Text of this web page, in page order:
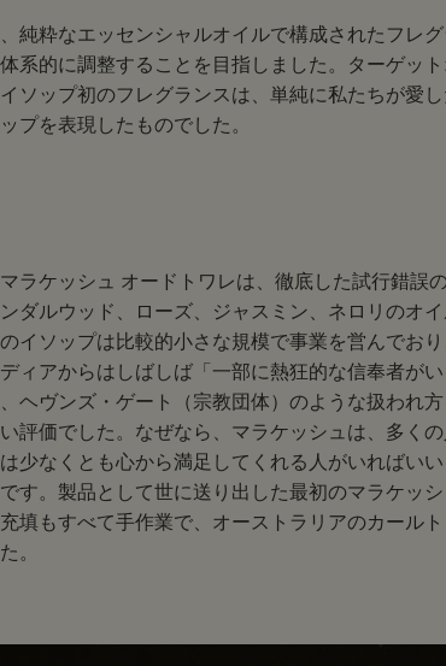
純粋なエッセンシャルオイルで構成されたフレ
系的に調整することを目指しました。ターゲッ
ソップ初のフレグランスは、単純に私たちが愛
プを表現したものでした。
ラケッシュ オードトワレは、徹底した試行錯誤
ダルウッド、ローズ、ジャスミン、ネロリのオ
イソップは比較的小さな規模で事業を営んでお
ィアからはしばしば「一部に熱狂的な信奉者が
ヘヴンズ・ゲート（宗教団体）のような扱われ方
評価でした。なぜなら、マラケッシュは、多く
少なくとも心から満足してくれる人がいればい
す。製品として世に送り出した最初のマラケッ
填もすべて手作業で、オーストラリアのカール
。